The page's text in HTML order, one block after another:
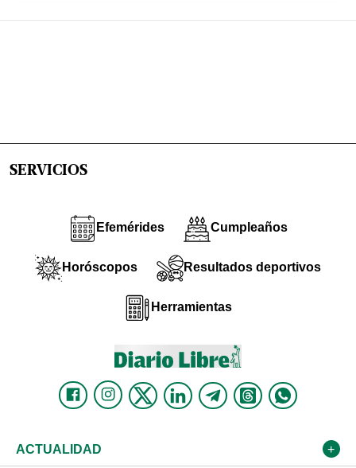
SERVICIOS
Efemérides Cumpleaños
Horóscopos Resultados deportivos
Herramientas
ACTUALIDAD